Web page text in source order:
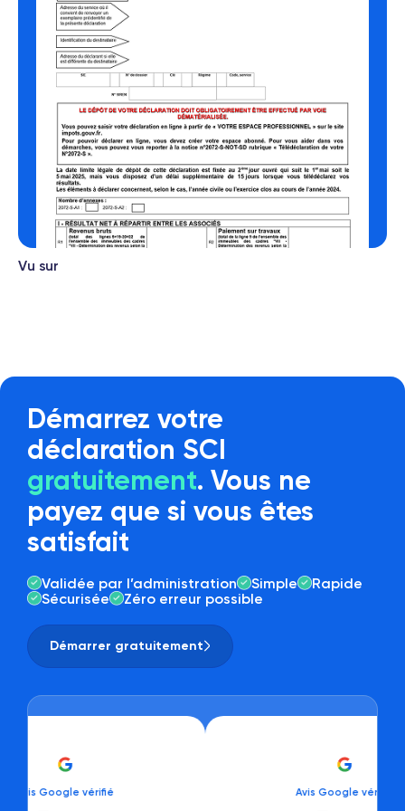
Vu sur
Démarrez votre
déclaration SCI
gratuitement. Vous ne
payez que si vous êtes
satisfait
Validée par l’administration Simple
Rapide
Sécurisée
Zéro erreur possible
Démarrer gratuitement
vérifié Avis Google vérifié